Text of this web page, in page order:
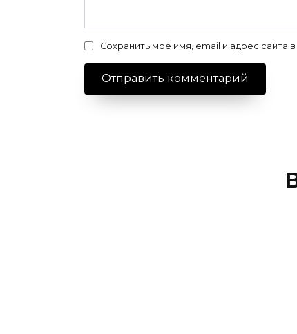
Сохранить моё имя, email и адрес сайта